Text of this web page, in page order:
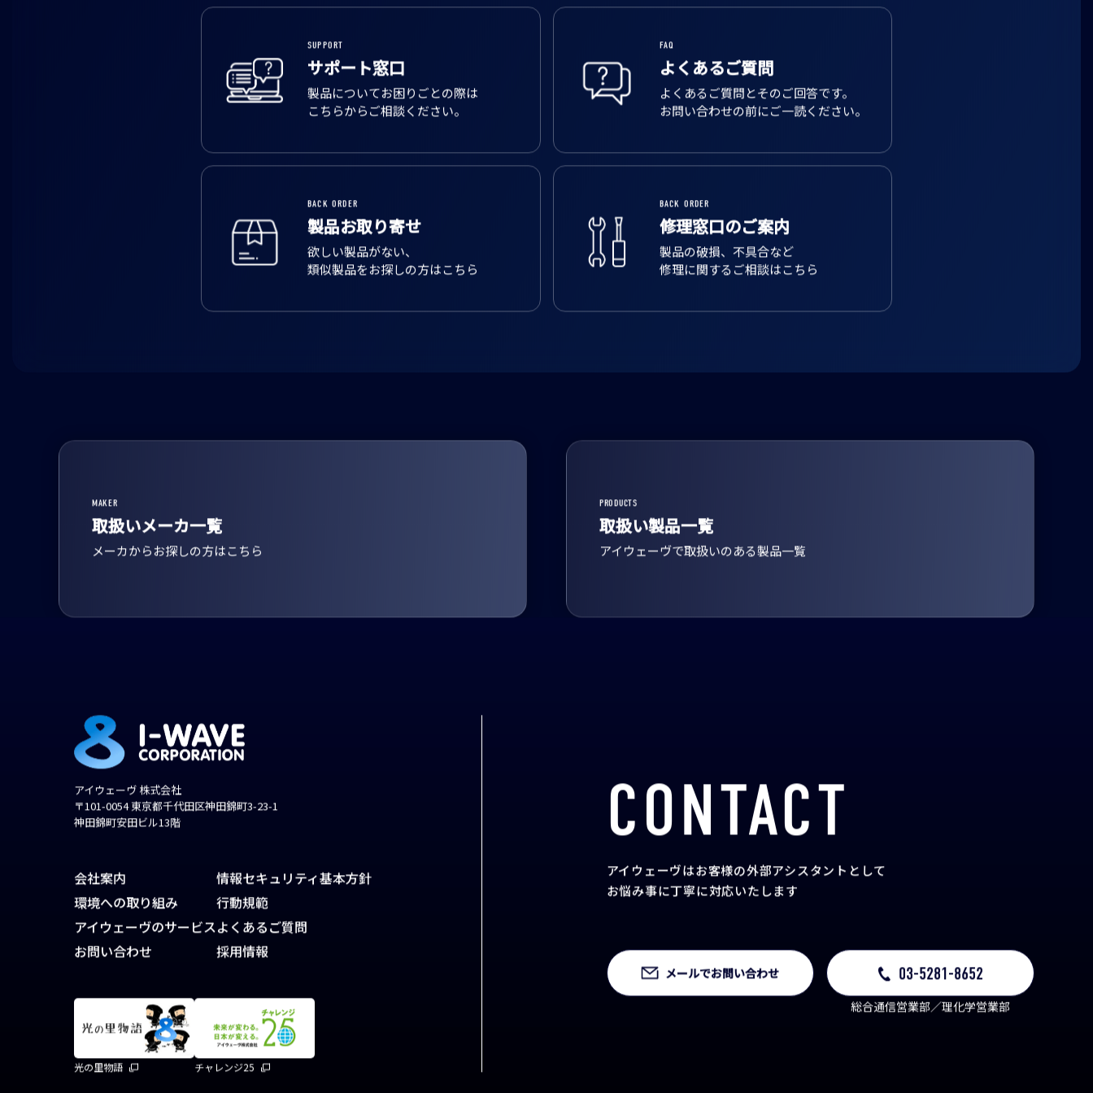
サポート窓口
製品についてお困りごとの際は
こちらからご相談ください。
よくあるご質問
よくあるご質問とそのご回答です。
お問い合わせの前にご一読ください。
製品お取り寄せ
欲しい製品がない、
類似製品をお探しの方はこちら
修理窓口のご案内
製品の破損、不具合など
修理に関するご相談はこちら
取扱いメーカ一覧
メーカからお探しの方はこちら
取扱い製品一覧
アイウェーヴで取扱いのある製品一覧
CONTACT
アイウェーヴはお客様の外部アシスタント として
お悩み事に丁寧に対応いたします
メールでお問い合わせ 03-5281-8652
総合通信営業部／理化学営業部
アイウェーヴ 株式会社
〒101-0054 東京都千代田区神田錦町3-23-1
神田錦町安田ビル13階
会社案内
環境への取り組み
アイウェーヴのサービス
お問い合わせ
情報セキュリティ基本方針
行動規範
よくあるご質問
採用情報
光の里物語 チャレンジ25